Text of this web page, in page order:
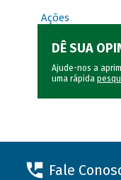
Ações
DÊ SUA
Ajude-nos a
uma rápida
Fale